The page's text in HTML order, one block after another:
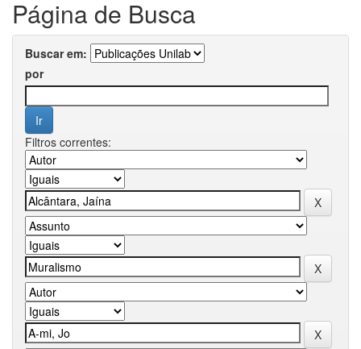
Página de Busca
Buscar em:
por
Filtros correntes: